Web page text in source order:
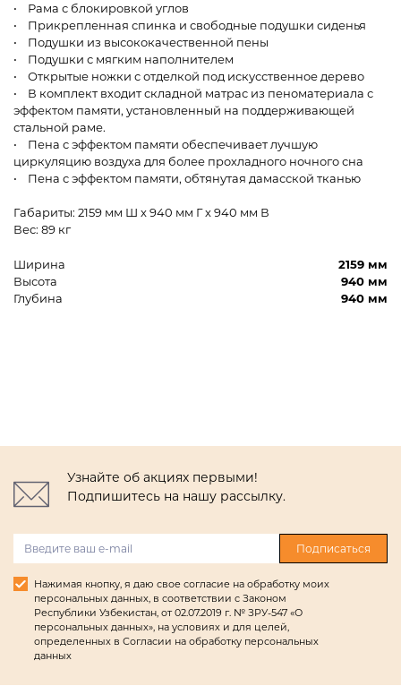
• Рама с блокировкой углов
• Прикрепленная спинка и свободные подушки сиденья
• Подушки из высококачественной пены
• Подушки с мягким наполнителем
• Открытые ножки с отделкой под искусственное дерево
• В комплект входит складной матрас из пеноматериала с
эффектом памяти, установленный на поддерживающей
стальной раме.
• Пена с эффектом памяти обеспечивает лучшую
циркуляцию воздуха для более прохладного ночного сна
• Пена с эффектом памяти, обтянутая дамасской тканью
Габариты: 2159 мм Ш x 940 мм Г x 940 мм В
Вес: 89 кг
Ширина
2159 мм
Высота
940 мм
Глубина
940 мм
Узнайте об акциях первыми!
Подпишитесь на нашу рассылку.
Подписаться
Нажимая кнопку, я даю свое согласие на обработку моих
персональных данных, в соответствии с Законом
Республики Узбекистан, от 02.07.2019 г. № ЗРУ-547 «О
персональных данных», на условиях и для целей,
определенных в Согласии на обработку персональных
данных